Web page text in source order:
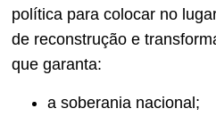
política para colocar no
de reconstrução e
que garanta:
a soberania nacional;